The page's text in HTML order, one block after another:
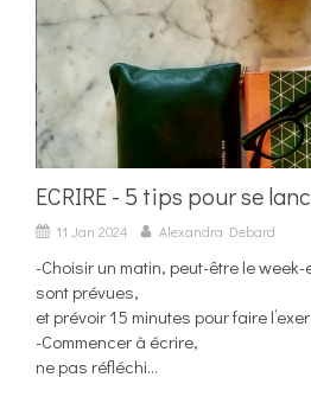
ECRIRE - 5 tips pour se
11 Jan 2024 Alexandra Debard
-Choisir un matin, peut-être le
sont prévues,
et prévoir 15 minutes pour faire
-Commencer à écrire,
ne pas réfléchi...